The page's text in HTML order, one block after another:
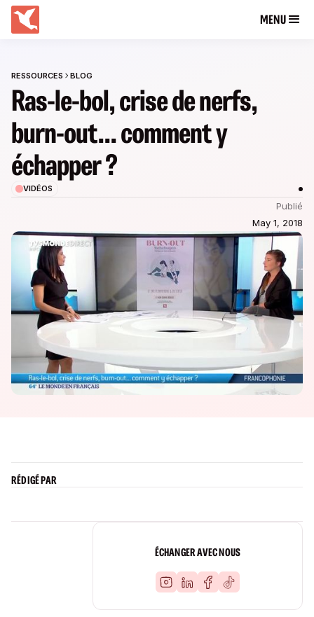
MENU
RESSOURCES BLOG
Ras-le-bol, crise de nerfs,
burn-out... comment y
échapper ?
VIDÉOS
Publié
May 1, 2018
ÉCHANGER AVEC NOUS
RÉDIGÉ PAR